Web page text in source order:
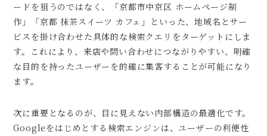
ードを狙うのではなく、「京都市中京区 ホームページ制
作」「京都 抹茶スイーツ カフェ」といった、地域名とサー
ビスを掛け合わせた具体的な検索クエリをターゲットにしま
す。これにより、来店や問い合わせにつながりやすい、明確
な目的を持ったユーザーを的確に集客することが可能になり
ます。
次に重要となるのが、目に見えない内部構造の最適化です。
Googleをはじめとする検索エンジンは、ユーザーの利便性